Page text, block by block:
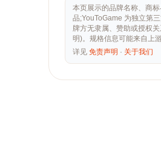
本页展示的品牌名称、商
品;YouToGame 为独立第
牌方无隶属、赞助或授权
明)。规格信息可能来自上
详见 免责声明 · 关于我们